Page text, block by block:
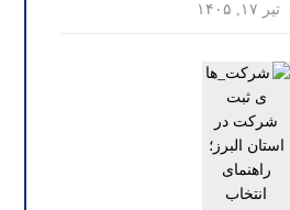
تیر ۱۷, ۱۴۰۵